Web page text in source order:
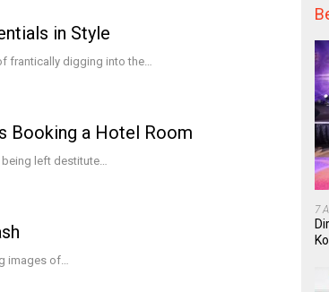
in Style
frantically digging into the…
Booking a Hotel Room
being left destitute…
images of…
7